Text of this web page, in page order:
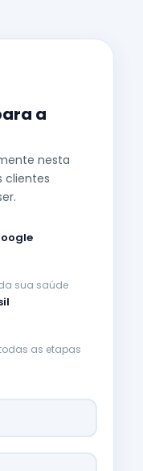
a
nesta
clientes
sua saúde
as etapas